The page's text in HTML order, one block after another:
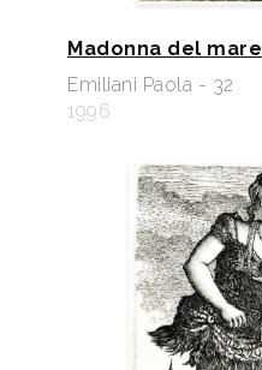
Madonna del mare
Emiliani Paola - 32
1996